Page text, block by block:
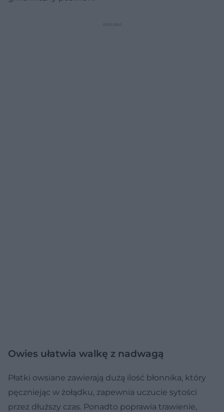
Owies ułatwia walkę z nadwagą
Płatki owsiane zawierają dużą ilość błonnika, który
pęczniejąc w żołądku, zapewnia uczucie sytości
przez dłuższy czas. Ponadto poprawia trawienie,